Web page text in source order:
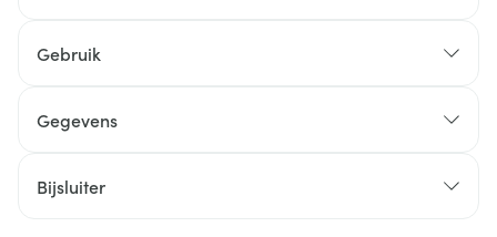
Gebruik
Gegevens
Bijsluiter